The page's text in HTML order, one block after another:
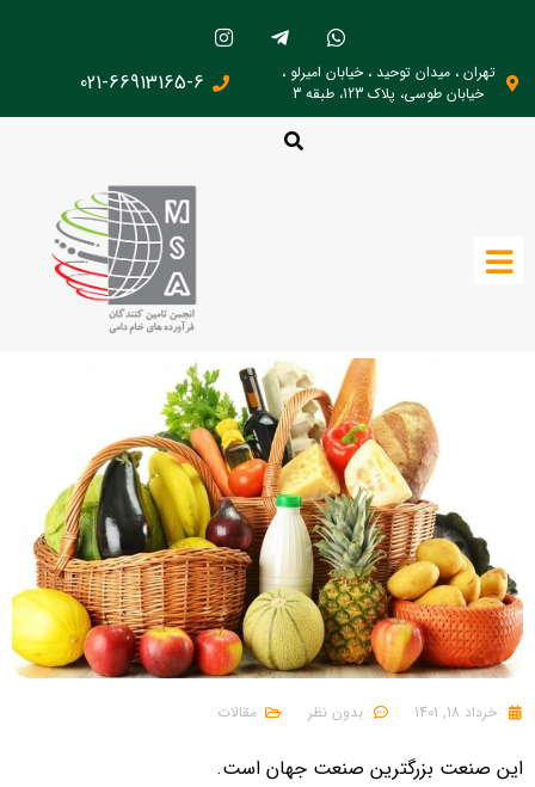
تهران ، میدان توحید ، خیابان امیرلو ،
خیابان طوسی، پلاک 123، طبقه 3
021-66913165-6
صنایع غذایی
صنایع غذایی
خرداد 18, 1401 بدون نظر مقالات
این صنعت بزرگترین صنعت جهان است.